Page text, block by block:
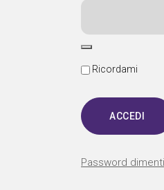
Ricordami
Password